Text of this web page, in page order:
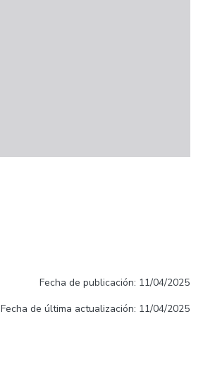
Fecha de publicación: 11/04/2025
Fecha de última actualización: 11/04/2025